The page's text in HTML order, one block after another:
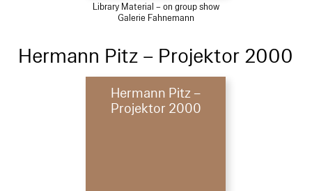
Library Material – on group show
Galerie Fahnemann
Hermann Pitz – Projektor 2000
Hermann Pitz –
Projektor 2000